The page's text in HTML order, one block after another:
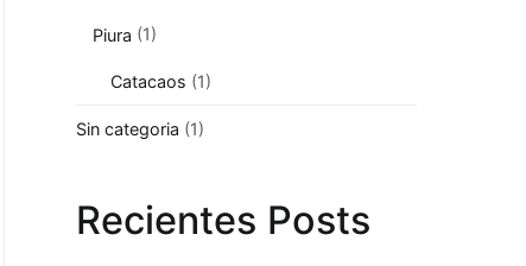
Piura (1)
Catacaos (1)
Sin categoria (1)
Recientes Posts